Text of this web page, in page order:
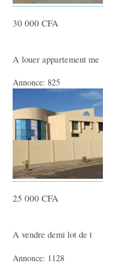
30 000 CFA
A louer appartement me
Annonce: 825
25 000 CFA
A vendre demi lot de t
Annonce: 1128